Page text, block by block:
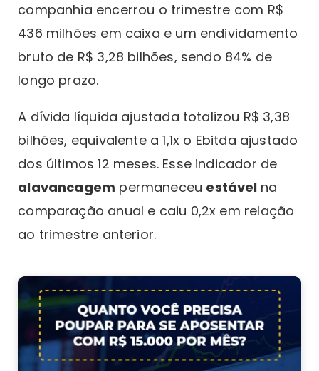
companhia encerrou o trimestre com R$
436 milhões em caixa e um endividamento
bruto de R$ 3,28 bilhões, sendo 84% de
longo prazo.
A dívida líquida ajustada totalizou R$ 3,38
bilhões, equivalente a 1,1x o Ebitda ajustado
dos últimos 12 meses. Esse indicador de
alavancagem permaneceu estável na
comparação anual e caiu 0,2x em relação
ao trimestre anterior.